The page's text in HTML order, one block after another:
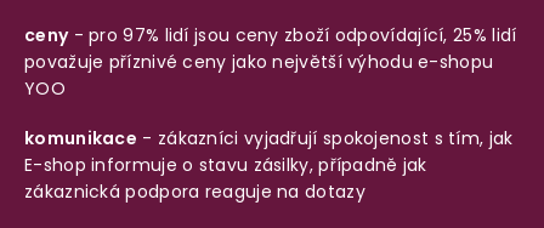
ceny- pro 97% lidí jsou ceny zboží odpovídající, 25% lidí
považuje příznivé ceny jako největší výhodu e-shopu
YOO
komunikace - zákazníci vyjadřují spokojenost s tím, jak
E-shop informuje o stavu zásilky, případně jak
zákaznická podpora reaguje na dotazy